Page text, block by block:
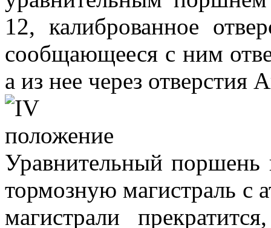
12, калиброванное
сообщающееся с ним
а из нее через
Уравнительный поршень
тормозную магистраль с
магистрали